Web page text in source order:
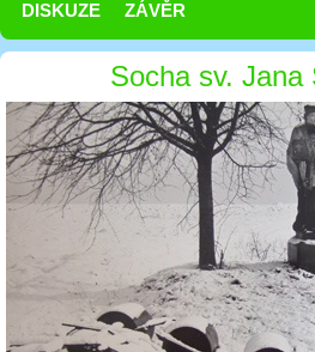
DISKUZE ZÁVĚR
Socha sv. Jana